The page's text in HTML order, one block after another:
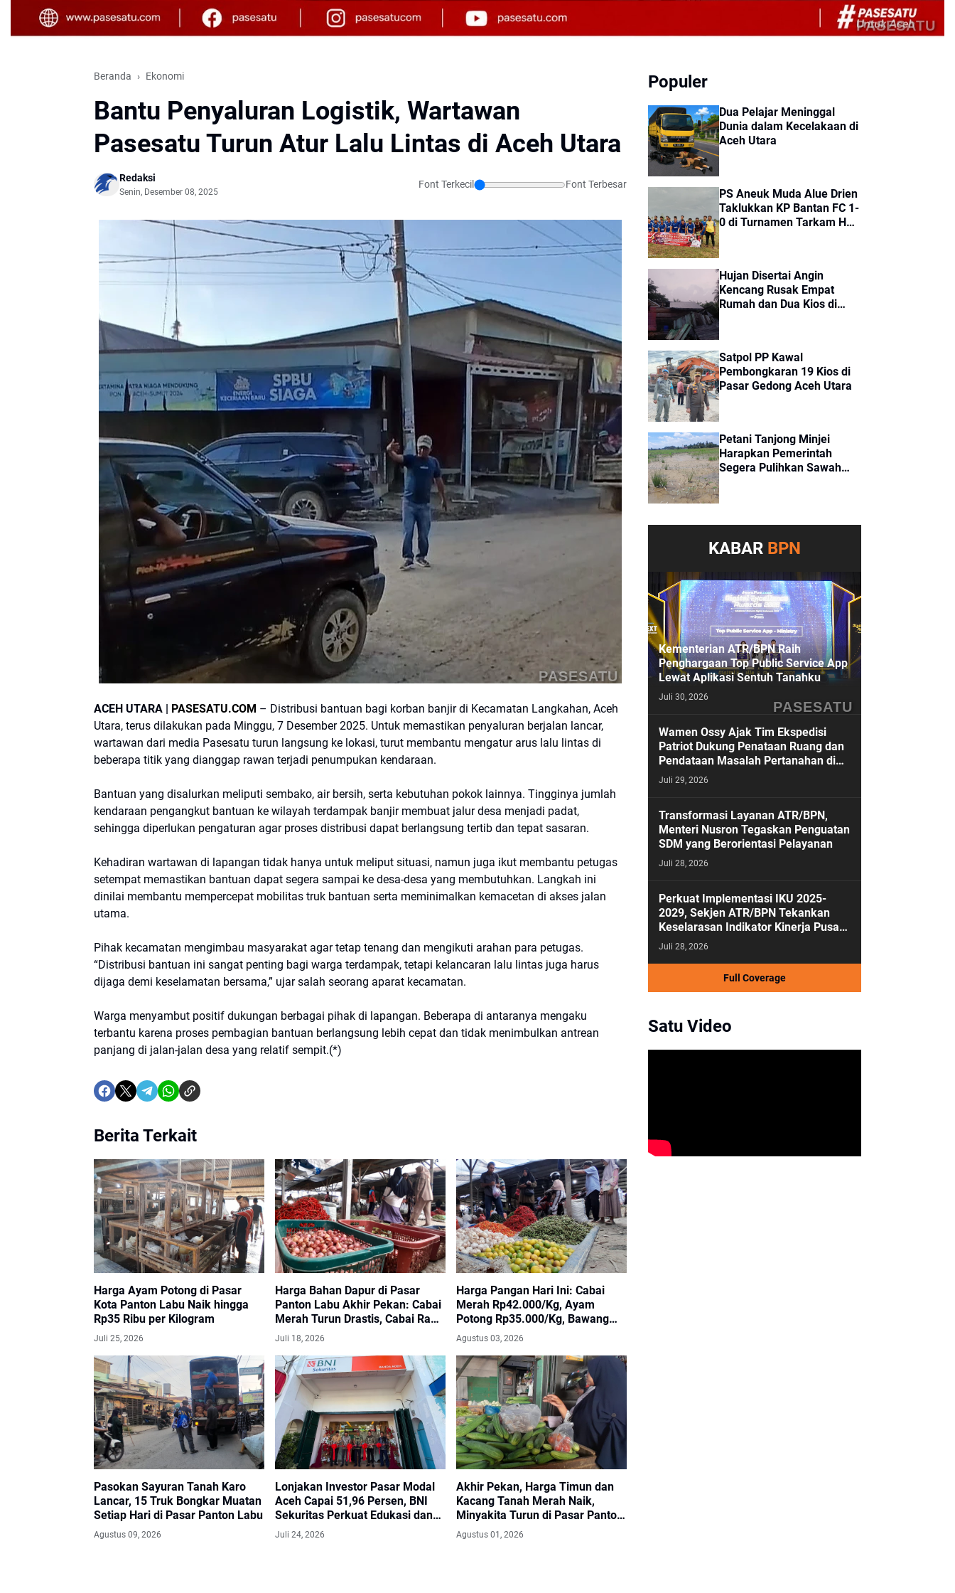
PASESATU
Beranda Ekonomi
Bantu Penyaluran Logistik, Wartawan
Pasesatu Turun Atur Lalu Lintas di Aceh Utara
Redaksi
Senin, Desember 08, 2025
Font Terkecil Font Terbesar
PASESATU
ACEH UTARA | PASESATU.COM – Distribusi bantuan bagi korban banjir di Kecamatan Langkahan, Aceh
Utara, terus dilakukan pada Minggu, 7 Desember 2025. Untuk memastikan penyaluran berjalan lancar,
wartawan dari media Pasesatu turun langsung ke lokasi, turut membantu mengatur arus lalu lintas di
beberapa titik yang dianggap rawan terjadi penumpukan kendaraan.
Bantuan yang disalurkan meliputi sembako, air bersih, serta kebutuhan pokok lainnya. Tingginya jumlah
kendaraan pengangkut bantuan ke wilayah terdampak banjir membuat jalur desa menjadi padat,
sehingga diperlukan pengaturan agar proses distribusi dapat berlangsung tertib dan tepat sasaran.
Kehadiran wartawan di lapangan tidak hanya untuk meliput situasi, namun juga ikut membantu petugas
setempat memastikan bantuan dapat segera sampai ke desa-desa yang membutuhkan. Langkah ini
dinilai membantu mempercepat mobilitas truk bantuan serta meminimalkan kemacetan di akses jalan
utama.
Pihak kecamatan mengimbau masyarakat agar tetap tenang dan mengikuti arahan para petugas.
“Distribusi bantuan ini sangat penting bagi warga terdampak, tetapi kelancaran lalu lintas juga harus
dijaga demi keselamatan bersama,” ujar salah seorang aparat kecamatan.
Warga menyambut positif dukungan berbagai pihak di lapangan. Beberapa di antaranya mengaku
terbantu karena proses pembagian bantuan berlangsung lebih cepat dan tidak menimbulkan antrean
panjang di jalan-jalan desa yang relatif sempit.(*)
Berita Terkait
Harga Ayam Potong di Pasar
Kota Panton Labu Naik hingga
Rp35 Ribu per Kilogram
Juli 25, 2026
Harga Bahan Dapur di Pasar
Panton Labu Akhir Pekan: Cabai
Merah Turun Drastis, Cabai Rawit
dan Bawang Naik
Juli 18, 2026
Harga Pangan Hari Ini: Cabai
Merah Rp42.000/Kg, Ayam
Potong Rp35.000/Kg, Bawang
Merah Gayo Rp25.000/Kg
Agustus 03, 2026
Pasokan Sayuran Tanah Karo
Lancar, 15 Truk Bongkar Muatan
Setiap Hari di Pasar Panton Labu
Agustus 09, 2026
Lonjakan Investor Pasar Modal
Aceh Capai 51,96 Persen, BNI
Sekuritas Perkuat Edukasi dan
Layanan Investasi
Juli 24, 2026
Akhir Pekan, Harga Timun dan
Kacang Tanah Merah Naik,
Minyakita Turun di Pasar Panton
Labu
Agustus 01, 2026
Populer
Dua Pelajar Meninggal
Dunia dalam Kecelakaan di
Aceh Utara
PS Aneuk Muda Alue Drien
Taklukkan KP Bantan FC 1-
0 di Turnamen Tarkam HUT
Hujan Disertai Angin
Kencang Rusak Empat
Rumah dan Dua Kios di
Satpol PP Kawal
Pembongkaran 19 Kios di
Pasar Gedong Aceh Utara
Petani Tanjong Minjei
Harapkan Pemerintah
Segera Pulihkan Sawah
KABAR BPN
PASESATU
Kementerian ATR/BPN Raih
Penghargaan Top Public Service App
Lewat Aplikasi Sentuh Tanahku
Juli 30, 2026
Wamen Ossy Ajak Tim Ekspedisi
Patriot Dukung Penataan Ruang dan
Pendataan Masalah Pertanahan di
Kawasan Transmigrasi
Juli 29, 2026
Transformasi Layanan ATR/BPN,
Menteri Nusron Tegaskan Penguatan
SDM yang Berorientasi Pelayanan
Juli 28, 2026
Perkuat Implementasi IKU 2025-
2029, Sekjen ATR/BPN Tekankan
Keselarasan Indikator Kinerja Pusat
dan Daerah
Juli 28, 2026
Full Coverage
Satu Video